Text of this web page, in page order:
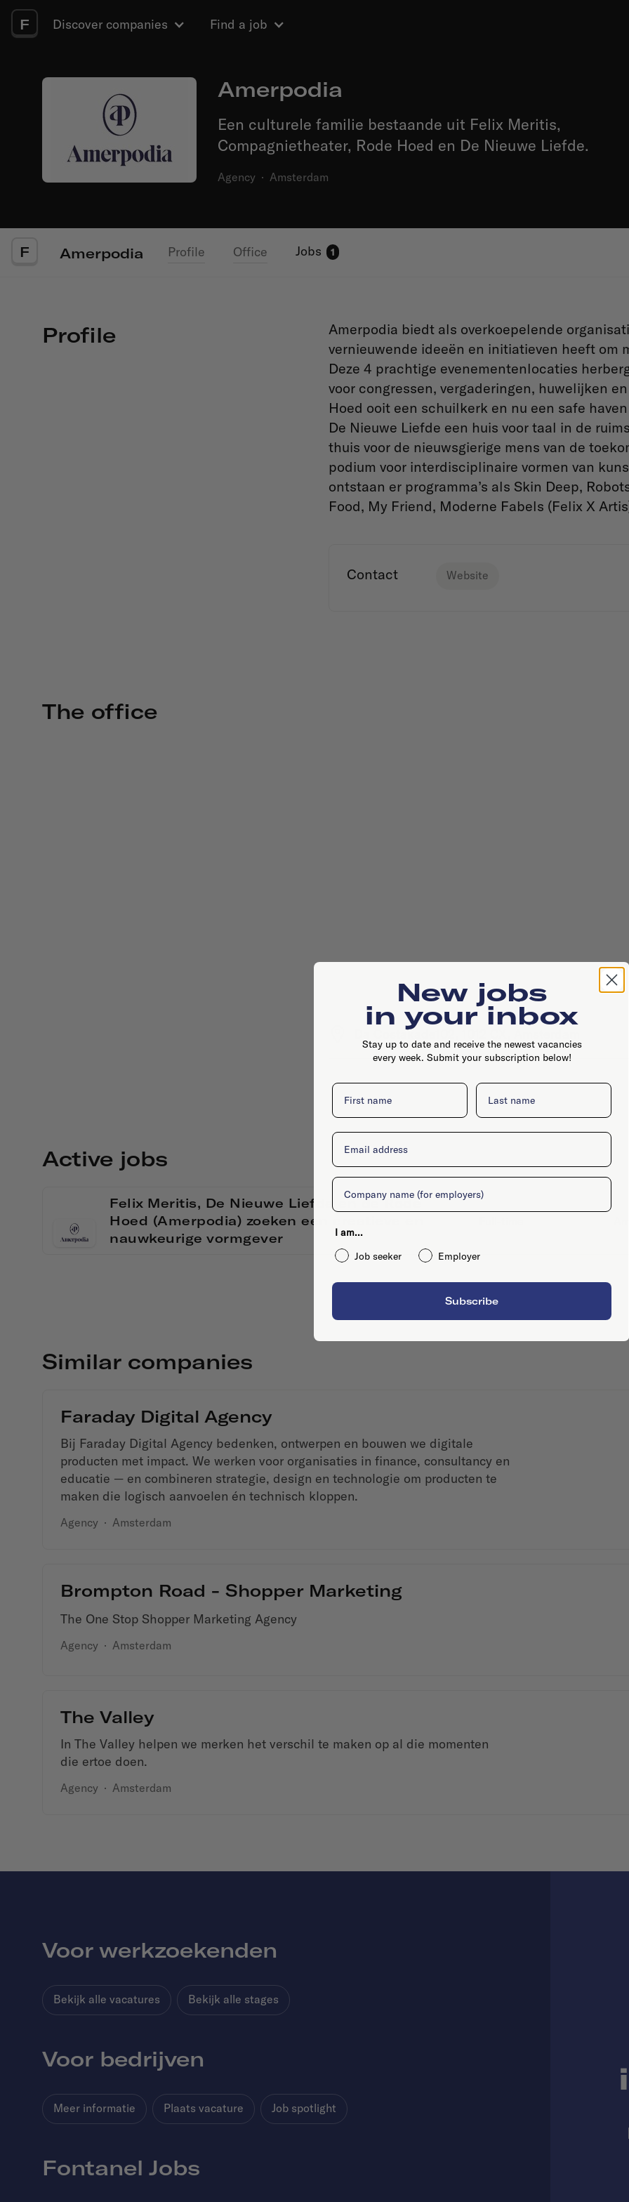
F Discover companies Find a job
Amerpodia
Een culturele familie bestaande uit Felix Meritis,
Compagnietheater, Rode Hoed en De Nieuwe Liefde.
Agency · Amsterdam
F Amerpodia Profile Office Jobs 1
Profile
Amerpodia biedt als overkoepelende
vernieuwende ideeën en initiatieven heeft om
Deze 4 prachtige evenementenlocaties
voor congressen, vergaderingen, huwelijken
Hoed ooit een schuilkerk en nu een safe
De Nieuwe Liefde een huis voor taal in de
thuis voor de nieuwsgierige mens van de
podium voor interdisciplinaire vormen van
ontstaan er programma’s als Skin Deep,
Food, My Friend, Moderne Fabels (Felix X
Contact Website
The office
Da Costakade102, 1012 CX, Amsterdam
Active jobs
Felix Meritis, De Nieuwe Liefde en de Rode
Hoed (Amerpodia) zoeken een creatieve en
nauwkeurige vormgever
Similar companies
Faraday Digital Agency
Bij Faraday Digital Agency bedenken, ontwerpen en bouwen we digitale
producten met impact. We werken voor organisaties in finance, consultancy en
educatie — en combineren strategie, design en technologie om producten te
maken die logisch aanvoelen én technisch kloppen.
Agency · Amsterdam
Brompton Road - Shopper Marketing
The One Stop Shopper Marketing Agency
Agency · Amsterdam
The Valley
In The Valley helpen we merken het verschil te maken op al die momenten
die ertoe doen.
Agency · Amsterdam
Voor werkzoekenden
Bekijk alle vacatures Bekijk alle stages
Voor bedrijven
Meer informatie Plaats vacature Job spotlight
Fontanel Jobs
New jobs
in your inbox
Stay up to date and receive the newest vacancies
every week. Submit your subscription below!
First name Last name
Email
Company
I am...
Job seeker
Employer
Subscribe